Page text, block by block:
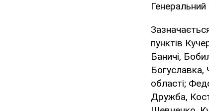
пунктів
Баничі,
Богуславка,
області;
Дружба,